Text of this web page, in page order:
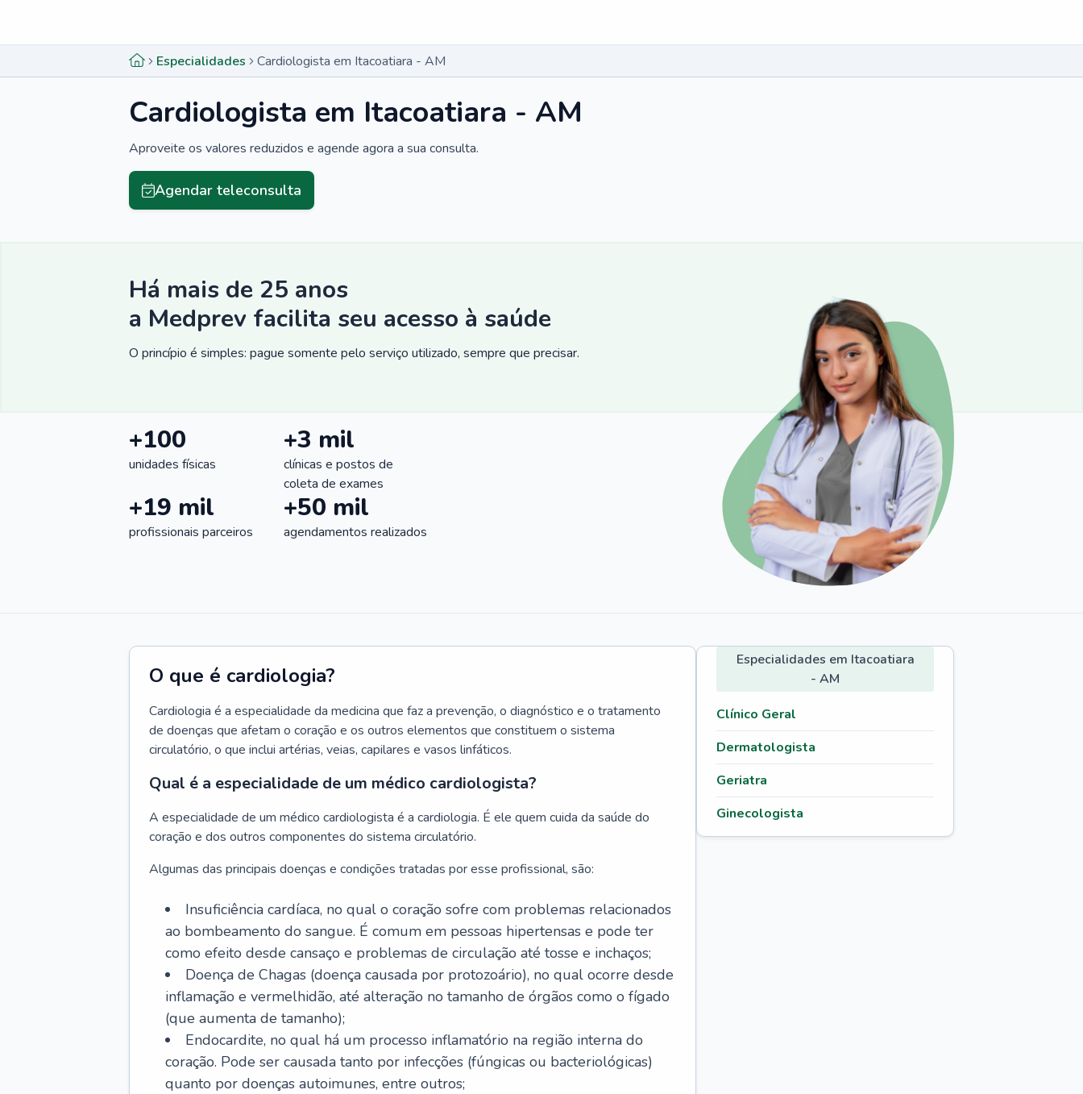
Especialidades Cardiologista em Itacoatiara - AM
Cardiologista em Itacoatiara - AM
Aproveite os valores reduzidos e agende agora a sua consulta.
Agendar teleconsulta
Há mais de 25 anos
a Medprev facilita seu acesso à saúde
O princípio é simples: pague somente pelo serviço utilizado, sempre que precisar.
+100
unidades físicas
+3 mil
clínicas e postos de
coleta de exames
+19 mil
profissionais parceiros
+50 mil
agendamentos realizados
O que é cardiologia?
Cardiologia é a especialidade da medicina que faz a prevenção, o diagnóstico e o tratamento
de doenças que afetam o coração e os outros elementos que constituem o sistema
circulatório, o que inclui artérias, veias, capilares e vasos linfáticos.
Qual é a especialidade de um médico cardiologista?
A especialidade de um médico cardiologista é a cardiologia. É ele quem cuida da saúde do
coração e dos outros componentes do sistema circulatório.
Algumas das principais doenças e condições tratadas por esse profissional, são:
Insuficiência cardíaca, no qual o coração sofre com problemas relacionados
ao bombeamento do sangue. É comum em pessoas hipertensas e pode ter
como efeito desde cansaço e problemas de circulação até tosse e inchaços;
Doença de Chagas (doença causada por protozoário), no qual ocorre desde
inflamação e vermelhidão, até alteração no tamanho de órgãos como o fígado
(que aumenta de tamanho);
Endocardite, no qual há um processo inflamatório na região interna do
coração. Pode ser causada tanto por infecções (fúngicas ou bacteriológicas)
quanto por doenças autoimunes, entre outros;
Especialidades em Itacoatiara
- AM
Clínico Geral
Dermatologista
Geriatra
Ginecologista